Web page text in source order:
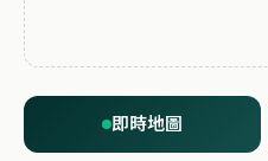
即時地圖